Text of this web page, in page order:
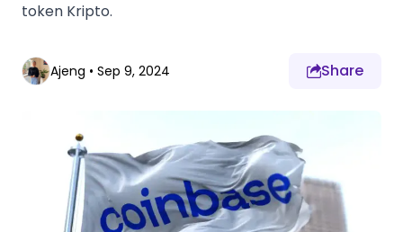
token Kripto.
Ajeng • Sep 9, 2024 Share